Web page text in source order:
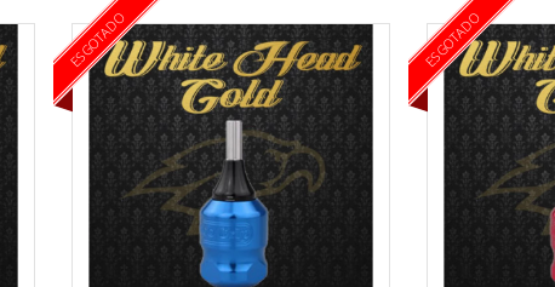
ESGOTADO ESGOTADO